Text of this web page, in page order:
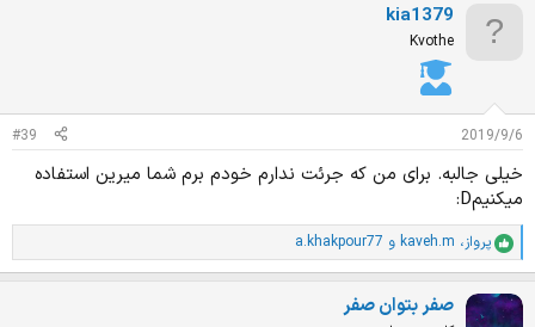
:
kia1379
Kvothe
2019/9/6
#39
خیلی جالبه. برای من که جرئت ندارم خودم برم شما میرین استفاده
میکنیمD:
ا
م
ی
پرواز، kaveh.m و a.khakpour77
صفر بتوان صفر